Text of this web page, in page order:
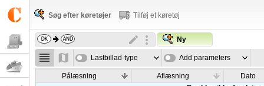
Søg efter køretøjer Tilføj et køretøj
Ny
Lastbillad-type Add parameters
Pålæsning Aflæsning
Dato